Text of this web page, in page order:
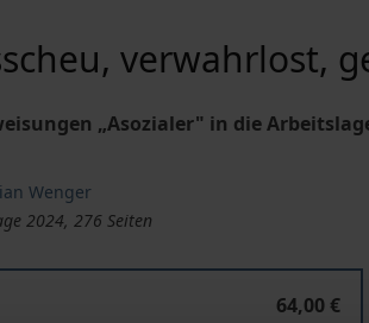
verwahrlost,
„Asozialer" in die
Wenger
2024, 276 Seiten
64,00 €